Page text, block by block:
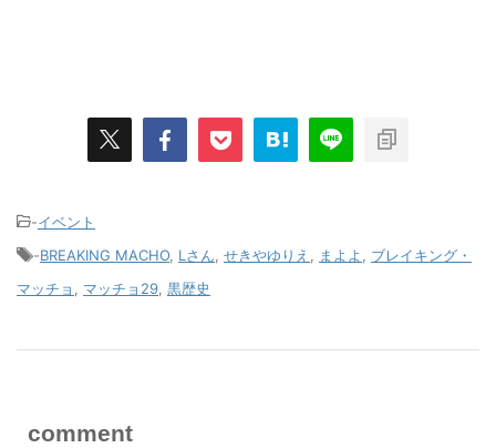
-イベント
-BREAKING MACHO, Lさん, せきやゆりえ , まよよ , ブレイキング・
マッチョ , マッチョ29, 黒歴史
comment